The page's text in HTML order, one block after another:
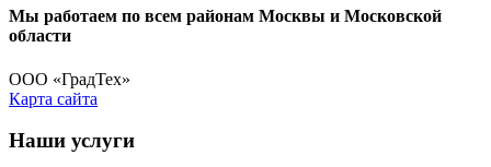
Мы работаем по всем районам Москвы и Московской
области
ООО «ГрадТех»
Карта сайта
Наши услуги